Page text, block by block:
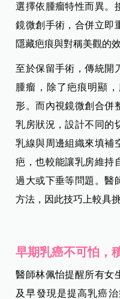
選擇依腫瘤特性而異。
鏡微創手術，合併立即
隱藏疤痕與對稱美觀的效
至於保留手術，傳統開
腫瘤，除了疤痕明顯
形。而內視鏡微創合併
乳房狀況，設計不同的
乳線與周邊組織來填補
疤，也較能讓乳房維持
過大或下垂等問題。醫
方法，因此技巧上較具挑
早期乳癌不可怕，
醫師林佩怡提醒所有女
及早發現是提高乳癌